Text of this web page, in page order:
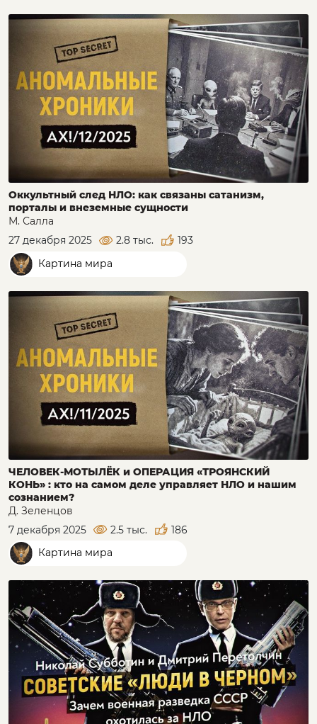
Оккультный след НЛО: как связаны сатанизм,
порталы и внеземные сущности
М. Салла
27 декабря 2025
2.8 тыс.
193
Картина мира
ЧЕЛОВЕК-МОТЫЛЁК и ОПЕРАЦИЯ «ТРОЯНСКИЙ
КОНЬ» : кто на самом деле управляет НЛО и нашим
сознанием?
Д. Зеленцов
7 декабря 2025
2.5 тыс.
186
Картина мира